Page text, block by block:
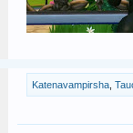
Katenavampirsha,